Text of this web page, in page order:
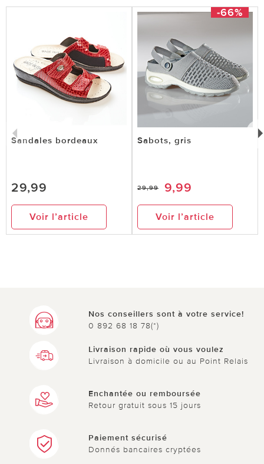
Sandales bordeaux
29,99
Voir l’article
-66%
Sabots, gris
29,99 9,99
Voir l’article
Nos conseillers sont à votre service!
0 892 68 18 78(*)
Livraison rapide où vous voulez
Livraison à domicile ou au Point Relais
Enchantée ou remboursée
Retour gratuit sous 15 jours
Paiement sécurisé
Donnés bancaires cryptées